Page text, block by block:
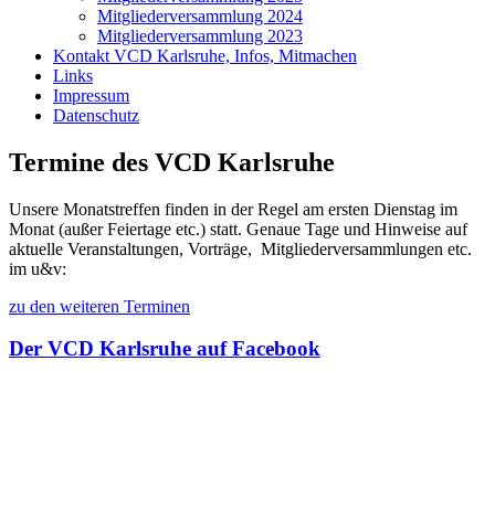
Mitgliederversammlung 2024
Mitgliederversammlung 2023
Kontakt VCD Karlsruhe, Infos, Mitmachen
Links
Impressum
Datenschutz
Termine des VCD Karlsruhe
Unsere Monatstreffen finden in der Regel am ersten Dienstag im
Monat (außer Feiertage etc.) statt. Genaue Tage und Hinweise auf
aktuelle Veranstaltungen, Vorträge, Mitgliederversammlungen etc.
im u&v:
zu den weiteren Terminen
Der VCD Karlsruhe auf Facebook